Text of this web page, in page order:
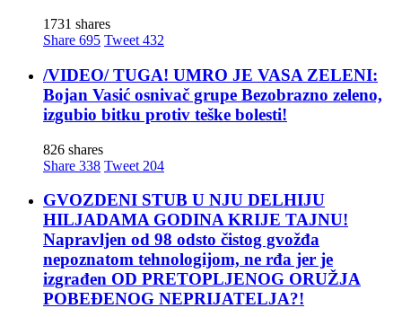
1731 shares
Share 695 Tweet 432
/VIDEO/ TUGA! UMRO JE VASA ZELENI:
Bojan Vasić osnivač grupe Bezobrazno zeleno,
izgubio bitku protiv teške bolesti!
826 shares
Share 338 Tweet 204
GVOZDENI STUB U NJU DELHIJU
HILJADAMA GODINA KRIJE TAJNU!
Napravljen od 98 odsto čistog gvožđa
nepoznatom tehnologijom, ne rđa jer je
izgrađen OD PRETOPLJENOG ORUŽJA
POBEĐENOG NEPRIJATELJA?!